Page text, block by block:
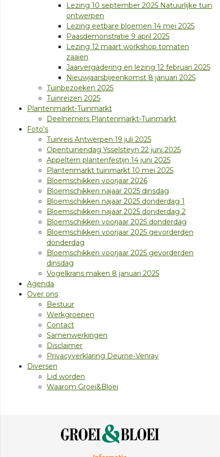
Lezing 10 september 2025 Natuurlijke tuin
ontwerpen
Lezing eetbare bloemen 14 mei 2025
Paasdemonstratie 9 april 2025
Lezing 12 maart workshop tomaten
zaaien
Jaarvergadering en lezing 12 februari 2025
Nieuwjaarsbijeenkomst 8 januari 2025
Tuinbezoeken 2025
Tuinreizen 2025
Plantenmarkt-Tuinmarkt
Deelnemers Plantenmarkt-Tuinmarkt
Foto's
Tuinreis Antwerpen 19 juli 2025
Opentuinendag Ysselsteyn 22 juni 2025
Appeltern plantenfestijn 14 juni 2025
Plantenmarkt tuinmarkt 10 mei 2025
Bloemschikken voorjaar 2026
Bloemschikken najaar 2025 dinsdag
Bloemschikken najaar 2025 donderdag 1
Bloemschikken najaar 2025 donderdag 2
Bloemschikken voorjaar 2025 donderdag
Bloemschikken voorjaar 2025 gevorderden
donderdag
Bloemschikken voorjaar 2025 gevorderden
dinsdag
Vogelkrans maken 8 januari 2025
Agenda
Over ons
Bestuur
Werkgroepen
Contact
Samenwerkingen
Disclaimer
Privacyverklaring Deurne-Venray
Diversen
Lid worden
Waarom Groei&Bloei